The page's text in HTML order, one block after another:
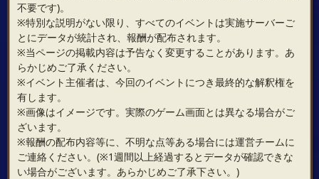
不要です)。
※特別な説明がない限り、すべてのイベントは実施サーバーご
とにデータが統計され、報酬が配布されます。
※当ページの掲載内容は予告なく変更することがあります。あ
らかじめご了承ください。
※イベント主催者は、今回のイベントにつき最終的な解釈権を
有します。
※画像はイメージです。実際のゲーム画面とは異なる場合がご
ざいます。
※報酬の配布内容等に、不明な点等ある場合には運営チームに
ご連絡ください。(※1週間以上経過するとデータが確認できな
い場合がございます。あらかじめご了承下さい。)